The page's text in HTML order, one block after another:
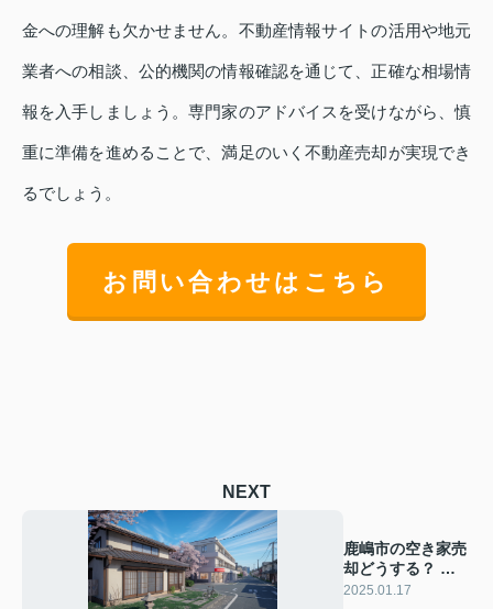
金への理解も欠かせません。不動産情報サイトの活用や地元
業者への相談、公的機関の情報確認を通じて、正確な相場情
報を入手しましょう。専門家のアドバイスを受けながら、慎
重に準備を進めることで、満足のいく不動産売却が実現でき
るでしょう。
お問い合わせはこちら
NEXT
鹿嶋市の空き家売
却どうする？ 相
場と高値で売るコ
2025.01.17